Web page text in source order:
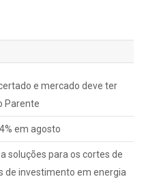
e mercado deve ter
Parente
em agosto
soluções para os cortes de
de investimento em energia